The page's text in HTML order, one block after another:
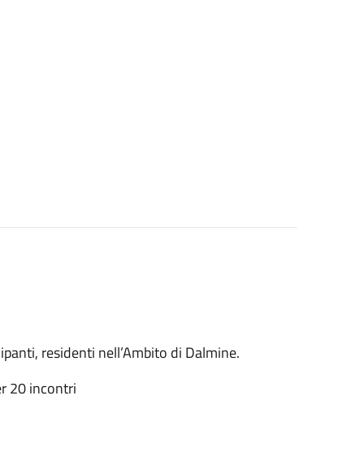
residenti nell’Ambito di Dalmine.
20 incontri